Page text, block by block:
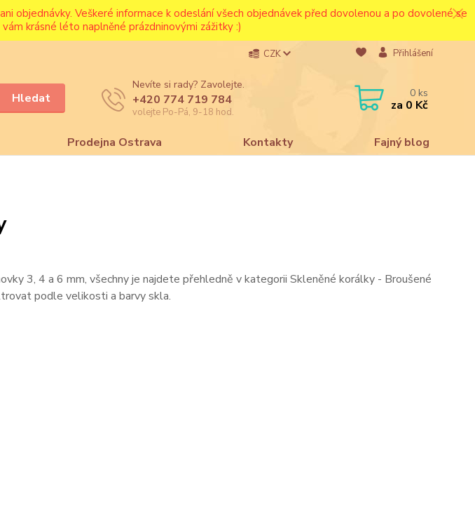
objednávky. Veškeré informace k odeslání všech objednávek před dovolenou a po dovolené se
krásné léto naplněné prázdninovými zážitky :)
Prodejna Ostrava Kontakty Fajný blog
CZK Přihlášení
Hledat
Nevíte si rady? Zavolejte.
+420 774 719 784
volejte Po-Pá, 9-18 hod.
0 ks
za 0 Kč
3, 4 a 6 mm, všechny je najdete přehledně v kategorii Skleněné korálky - Broušené
podle velikosti a barvy skla.